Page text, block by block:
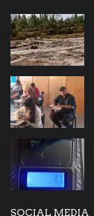
SOCIAL MEDIA